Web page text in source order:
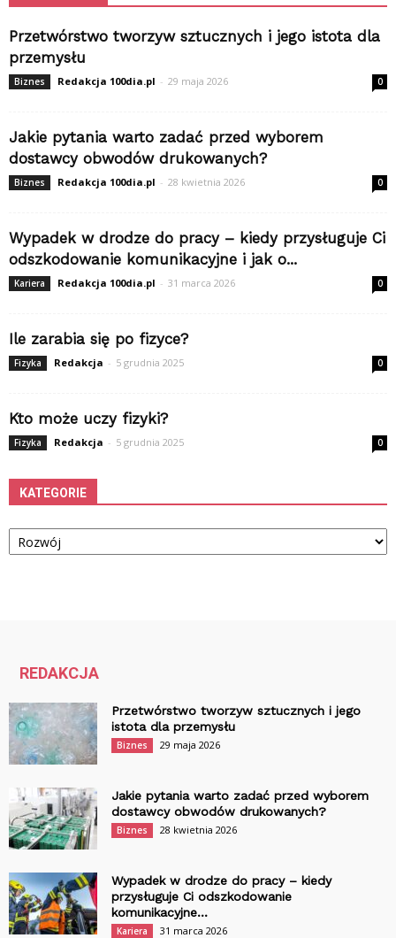
Przetwórstwo tworzyw sztucznych i jego istota dla
przemysłu
Biznes Redakcja 100dia.pl - 29 maja 2026 0
Jakie pytania warto zadać przed wyborem
dostawcy obwodów drukowanych?
Biznes Redakcja 100dia.pl - 28 kwietnia 2026 0
Wypadek w drodze do pracy – kiedy przysługuje Ci
odszkodowanie komunikacyjne i jak o...
Kariera Redakcja 100dia.pl - 31 marca 2026 0
Ile zarabia się po fizyce?
Fizyka Redakcja - 5 grudnia 2025 0
Kto może uczy fizyki?
Fizyka Redakcja - 5 grudnia 2025 0
KATEGORIE
Kategorie
REDAKCJA
Przetwórstwo tworzyw sztucznych i jego
istota dla przemysłu
Biznes 29 maja 2026
Jakie pytania warto zadać przed wyborem
dostawcy obwodów drukowanych?
Biznes 28 kwietnia 2026
Wypadek w drodze do pracy – kiedy
przysługuje Ci odszkodowanie
komunikacyjne...
Kariera 31 marca 2026